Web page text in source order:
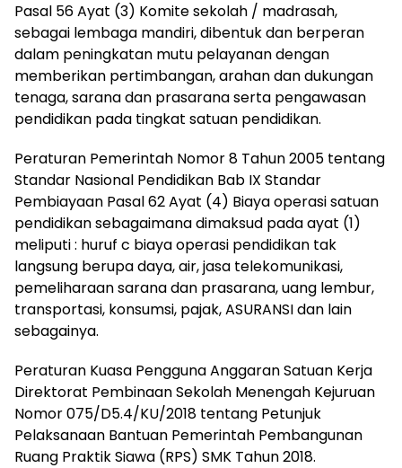
Pasal 56 Ayat (3) Komite sekolah / madrasah,
sebagai lembaga mandiri, dibentuk dan berperan
dalam peningkatan mutu pelayanan dengan
memberikan pertimbangan, arahan dan dukungan
tenaga, sarana dan prasarana serta pengawasan
pendidikan pada tingkat satuan pendidikan.
Peraturan Pemerintah Nomor 8 Tahun 2005 tentang
Standar Nasional Pendidikan Bab IX Standar
Pembiayaan Pasal 62 Ayat (4) Biaya operasi satuan
pendidikan sebagaimana dimaksud pada ayat (1)
meliputi : huruf c biaya operasi pendidikan tak
langsung berupa daya, air, jasa telekomunikasi,
pemeliharaan sarana dan prasarana, uang lembur,
transportasi, konsumsi, pajak, ASURANSI dan lain
sebagainya.
Peraturan Kuasa Pengguna Anggaran Satuan Kerja
Direktorat Pembinaan Sekolah Menengah Kejuruan
Nomor 075/D5.4/KU/2018 tentang Petunjuk
Pelaksanaan Bantuan Pemerintah Pembangunan
Ruang Praktik Siawa (RPS) SMK Tahun 2018.